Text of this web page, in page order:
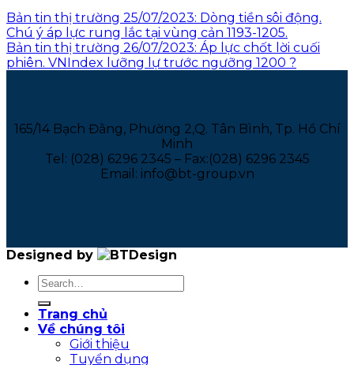
Bản tin thị trường 25/07/2023: Dòng tiền sôi động.
Chú ý áp lực rung lắc tại vùng cản 1193-1205.
Bản tin thị trường 26/07/2023: Áp lực chốt lời cuối
phiên. VNIndex lưỡng lự trước ngưỡng 1200 ?
165/14 Bạch Đằng, Phường 2,Q. Tân Bình, Tp. Hồ Chí
Minh
Tel: (028) 6296 2345 – Fax:(028) 6296 2345
Email: info@bt-group.vn
Designed by
Trang chủ
Về chúng tôi
Giới thiệu
Tuyển dụng